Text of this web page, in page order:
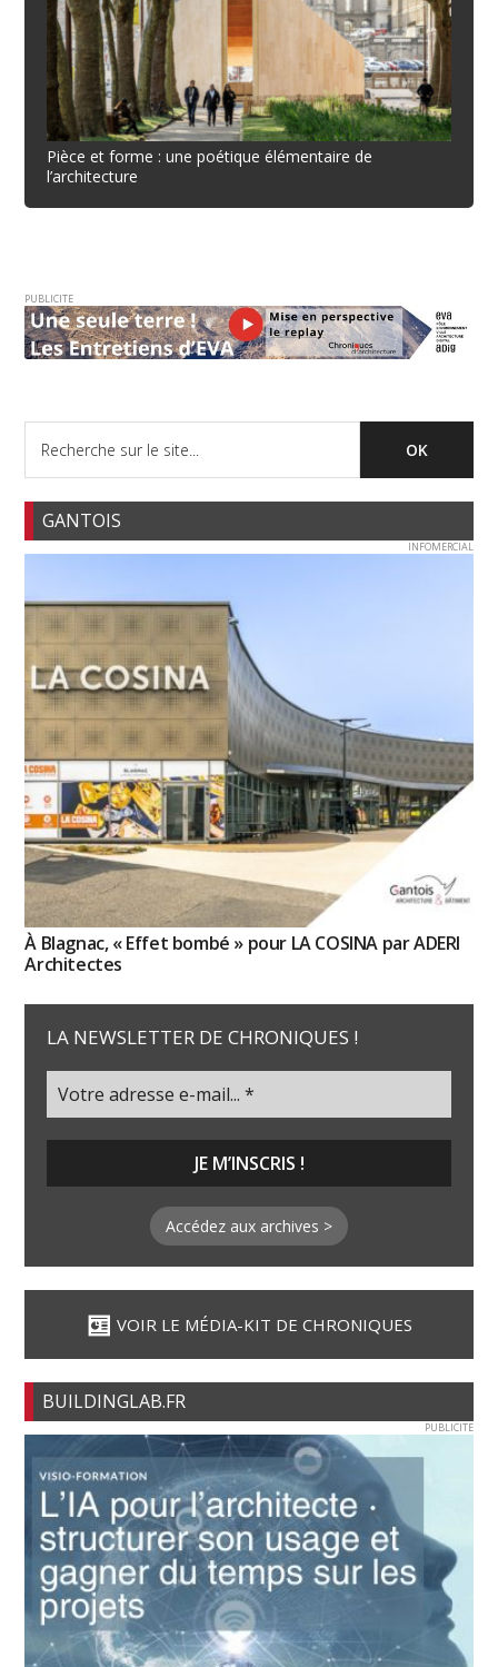
Pièce et forme : une poétique élémentaire de
l’architecture
PUBLICITE
GANTOIS
INFOMERCIAL
À Blagnac, « Effet bombé » pour LA COSINA par ADERI
Architectes
LA NEWSLETTER DE CHRONIQUES !
Accédez aux archives >
VOIR LE MÉDIA-KIT DE CHRONIQUES
BUILDINGLAB.FR
PUBLICITE